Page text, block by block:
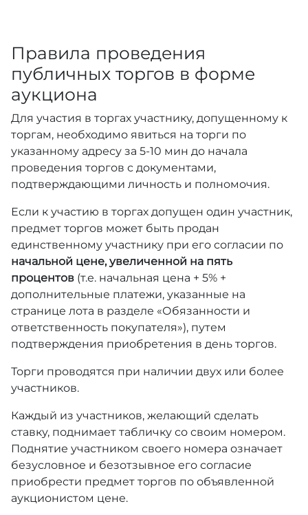
Правила проведения
публичных торгов в форме
аукциона
Для участия в торгах участнику, допущенному к
торгам, необходимо явиться на торги по
указанному адресу за 5-10 мин до начала
проведения торгов с документами,
подтверждающими личность и полномочия.
Если к участию в торгах допущен один участник,
предмет торгов может быть продан
единственному участнику при его согласии по
начальной цене, увеличенной на пять
процентов (т.е. начальная цена + 5% +
дополнительные платежи, указанные на
странице лота в разделе «Обязанности и
ответственность покупателя»), путем
подтверждения приобретения в день торгов.
Торги проводятся при наличии двух или более
участников.
Каждый из участников, желающий сделать
ставку, поднимает табличку со своим номером.
Поднятие участником своего номера означает
безусловное и безотзывное его согласие
приобрести предмет торгов по объявленной
аукционистом цене.